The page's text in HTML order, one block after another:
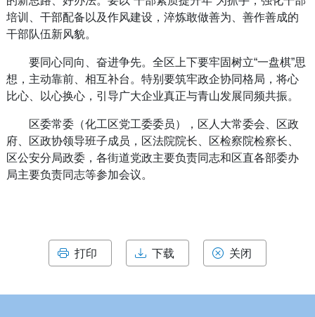
培训、干部配备以及作风建设，淬炼敢做善为、善作善成的
干部队伍新风貌。
要同心同向、奋进争先。全区上下要牢固树立“一盘棋”思
想，主动靠前、相互补台。特别要筑牢政企协同格局，将心
比心、以心换心，引导广大企业真正与青山发展同频共振。
区委常委（化工区党工委委员），区人大常委会、区政
府、区政协领导班子成员，区法院院长、区检察院检察长、
区公安分局政委，各街道党政主要负责同志和区直各部委办
局主要负责同志等参加会议。
打印 下载 关闭